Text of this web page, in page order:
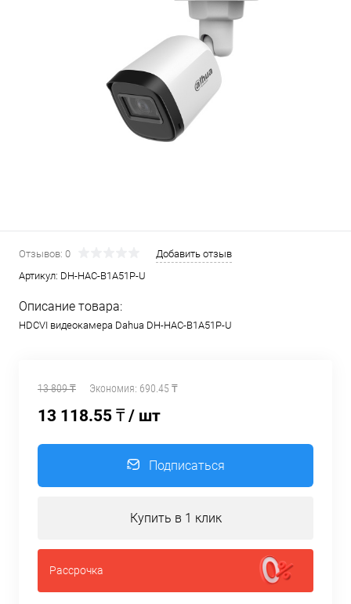
Отзывов: 0
Добавить отзыв
Артикул: DH-HAC-B1A51P-U
Описание товара:
HDCVI видеокамера Dahua DH-HAC-B1A51P-U
13 809 ₸ Экономия: 690.45 ₸
13 118.55 ₸ / шт
Подписаться
Купить в 1 клик
Рассрочка